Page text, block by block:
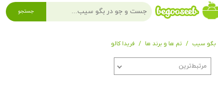
سفارشات
جستجو
بگو سیب تم ها و برند ها فریدا کالو
مرتبط‌ترین